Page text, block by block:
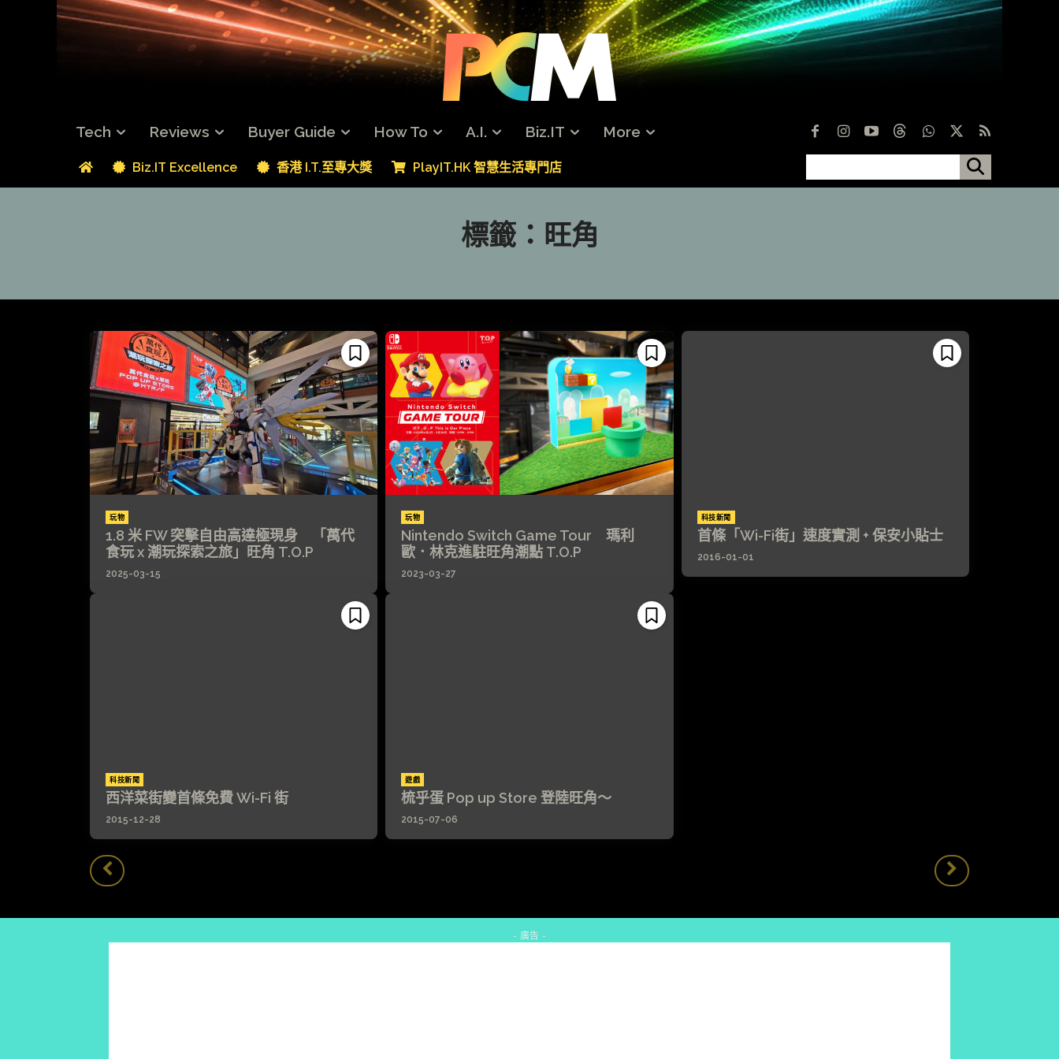
Tech Reviews Buyer Guide How To A.I. Biz.IT More
Biz.IT Excellence 香港 I.T.至專大獎 PlayIT.HK 智慧生活專門店
標籤： 旺角
玩物
1.8 米 FW 突擊自由高達極現身 「萬代
食玩 x 潮玩探索之旅」旺角 T.O.P
2025-03-15
玩物
Nintendo Switch Game Tour 瑪利
歐．林克進駐旺角潮點 T.O.P
2023-03-27
科技新聞
首條「Wi-Fi街」速度實測 + 保安小貼士
2016-01-01
科技新聞
西洋菜街變首條免費 Wi-Fi 街
2015-12-28
遊戲
梳乎蛋 Pop up Store 登陸旺角～
2015-07-06
- 廣告 -